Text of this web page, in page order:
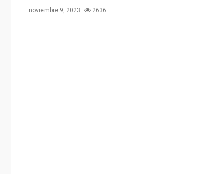
noviembre 9, 2023 2636